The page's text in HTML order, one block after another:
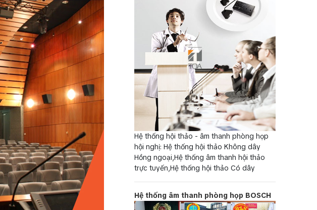
Hệ thống hội thảo - âm thanh phòng họp
hội nghị: Hệ thống hội thảo Không dây
Hồng ngoại,Hệ thống âm thanh hội thảo
trực tuyến,Hệ thống hội thảo Có dây
Hệ thống âm thanh phòng họp BOSCH